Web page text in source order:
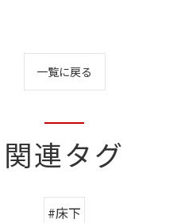
一覧に戻る
関連タグ
#床下